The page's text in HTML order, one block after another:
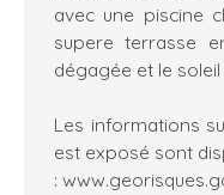
avec une piscine
supere terrasse
dégagée et le soleil
Les informations
est exposé sont
: